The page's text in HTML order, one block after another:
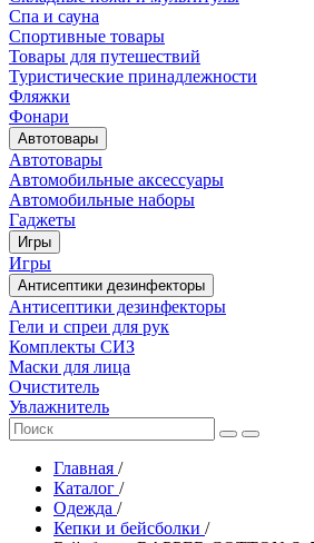
Спа и сауна
Спортивные товары
Товары для путешествий
Туристические принадлежности
Фляжки
Фонари
Автотовары
Автотовары
Автомобильные аксессуары
Автомобильные наборы
Гаджеты
Игры
Игры
Антисептики дезинфекторы
Антисептики дезинфекторы
Гели и спреи для рук
Комплекты СИЗ
Маски для лица
Очиститель
Увлажнитель
Главная /
Каталог /
Одежда /
Кепки и бейсболки /